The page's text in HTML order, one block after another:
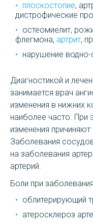
плоскостопие,
дистрофические
остеомиелит,
флегмона, артрит,
нарушение
Диагностикой и
занимается врач
изменения в нижних
наиболее часто. При
изменения
Заболевания
на заболевания
артерий.
Боли при
облитерирующий
атеросклероз